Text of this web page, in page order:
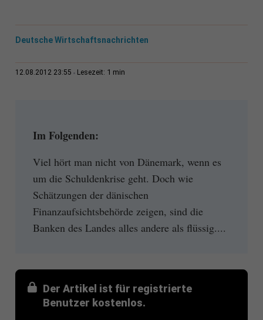
Deutsche Wirtschaftsnachrichten
12.08.2012 23:55 Lesezeit: 1 min
Im Folgenden:
Viel hört man nicht von Dänemark, wenn es
um die Schuldenkrise geht. Doch wie
Schätzungen der dänischen
Finanzaufsichtsbehörde zeigen, sind die
Banken des Landes alles andere als flüssig....
Der Artikel ist für registrierte
Benutzer kostenlos.